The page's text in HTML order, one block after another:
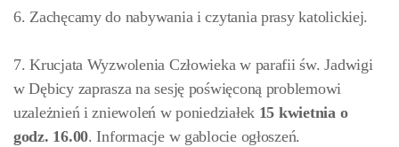
6. Zachęcamy do nabywania i czytania prasy katolickiej.
7. Krucjata Wyzwolenia Człowieka w parafii św. Jadwigi
w Dębicy zaprasza na sesję poświęconą problemowi
uzależnień i zniewoleń w poniedziałek 15 kwietnia o
godz. 16.00. Informacje w gablocie ogłoszeń.